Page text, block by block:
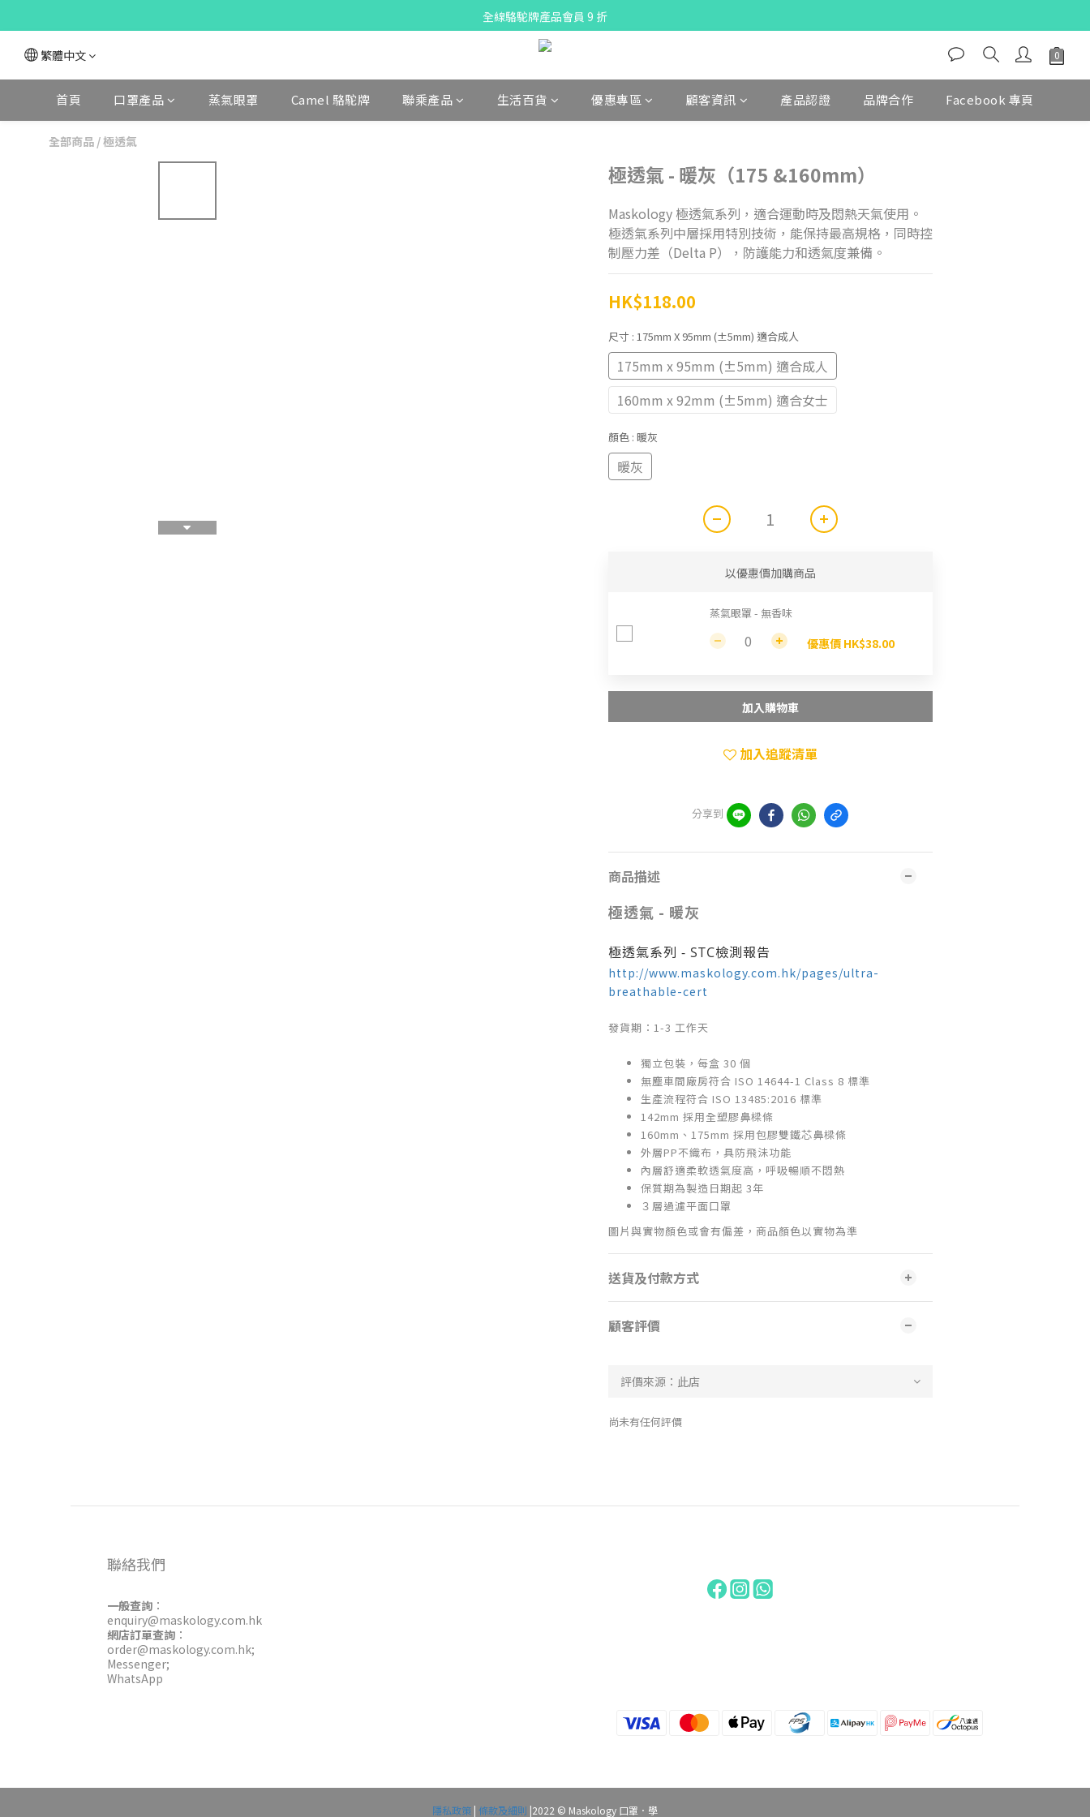
X Pay ！  新註冊用戶首單滿$80 即減$30
全線駱駝牌產品會員 9 折
購物折實滿$300可享免運費
X Pay ！  新註冊用戶首單滿$80 即減$30
繁體中文
首頁 口罩產品 蒸氣眼罩 Camel 駱駝牌 聯乘產品 生活百貨 優惠專區 顧客資訊 產品認證 品牌合作 Facebook 專頁
全部商品 /極透氣
極透氣 - 暖灰（175 &160mm）
Maskology 極透氣系列，適合運動時及悶熱天氣使用。
極透氣系列中層採用特別技術，能保持最高規格，同時控
制壓力差（Delta P），防護能力和透氣度兼備。
HK$118.00
尺寸 : 175mm X 95mm (±5mm) 適合成人
175mm x 95mm (±5mm) 適合成人
160mm x 92mm (±5mm) 適合女士
顏色 : 暖灰
暖灰
以優惠價加購商品
蒸氣眼罩 - 無香味
優惠價 HK$38.00
加入購物車
加入追蹤清單
分享到
商品描述
極透氣 - 暖灰
極透氣系列 - STC檢測報告
http://www.maskology.com.hk/pages/ultra-
breathable-cert
發貨期：1-3 工作天
獨立包裝，每盒 30 個
無塵車間廠房符合 ISO 14644-1 Class 8 標準
生產流程符合 ISO 13485:2016 標準
142mm 採用全塑膠鼻樑條
160mm、175mm 採用包膠雙鐵芯鼻樑條
外層PP不織布，具防飛沬功能
內層舒適柔軟透氣度高，呼吸暢順不悶熱
保質期為製造日期起 3年
３層過濾平面口罩
圖片與實物顏色或會有偏差，商品顏色以實物為準
送貨及付款方式
顧客評價
尚未有任何評價
聯絡我們
一般查詢 ：
enquiry@maskology.com.hk
網店訂單查詢 ：
order@maskology.com.hk;
Messenger;
WhatsApp
隱私政策 | 條款及細則 |2022 © Maskology 口罩．學